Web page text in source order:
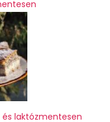
laktózmentesen